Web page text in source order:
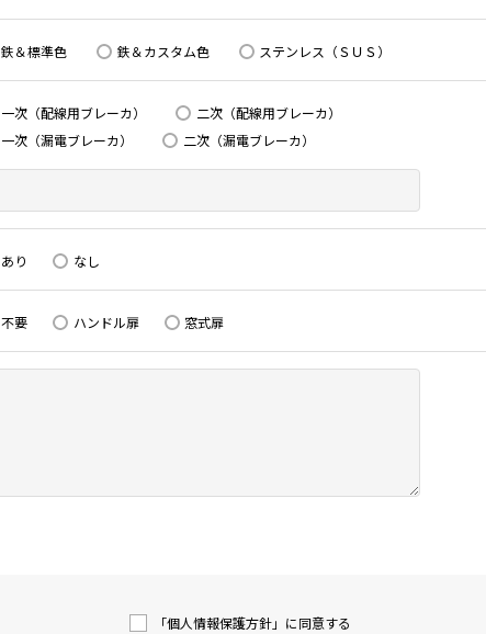
鉄＆標準色 鉄＆カスタム色 ステンレス（ＳＵＳ）
一次（配線用ブレーカ）
二次（配線用ブレーカ）
一次（漏電ブレーカ）
二次（漏電ブレーカ）
あり なし
不要 ハンドル扉 窓式扉
「個人情報保護方針」に同意する